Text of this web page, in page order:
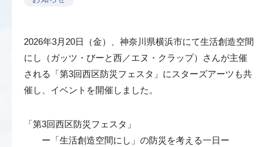
2026年3月20日（金）、神奈川県横浜市にて生活創造空間
にし（ガッツ・びーと西／エヌ・クラップ）さんが主催
される「第3回西区防災フェスタ」にスターズアーツも共
催し、イベントを開催しました。
「第3回西区防災フェスタ」
ー「生活創造空間にし」の防災を考える一日ー